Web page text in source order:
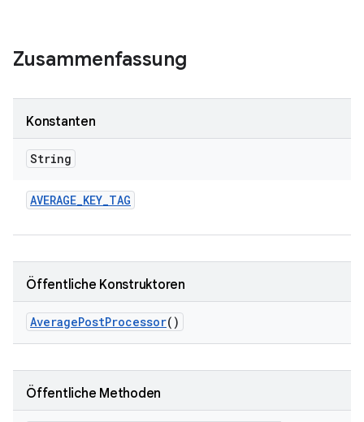
Zusammenfassung
Konstanten
String
AVERAGE_KEY_TAG
Öffentliche Konstruktoren
AveragePostProcessor()
Öffentliche Methoden